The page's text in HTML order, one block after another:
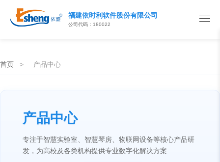
福建依时利软件股份有限公司
公司代码：180022
首页 > 产品中心
产品中心
专注于智慧实验室、智慧琴房、物联网设备等核心产品研
发，为高校及各类机构提供专业数字化解决方案